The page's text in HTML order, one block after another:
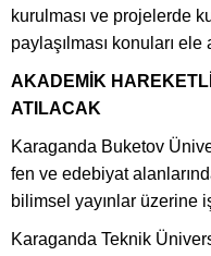
kurulması ve projelerde
paylaşılması konuları ele
AKADEMİK
ATILACAK
Karaganda Buketov
fen ve edebiyat
bilimsel yayınlar üzerine
Karaganda Teknik